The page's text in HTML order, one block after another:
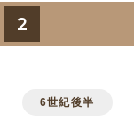
2
6世紀後半